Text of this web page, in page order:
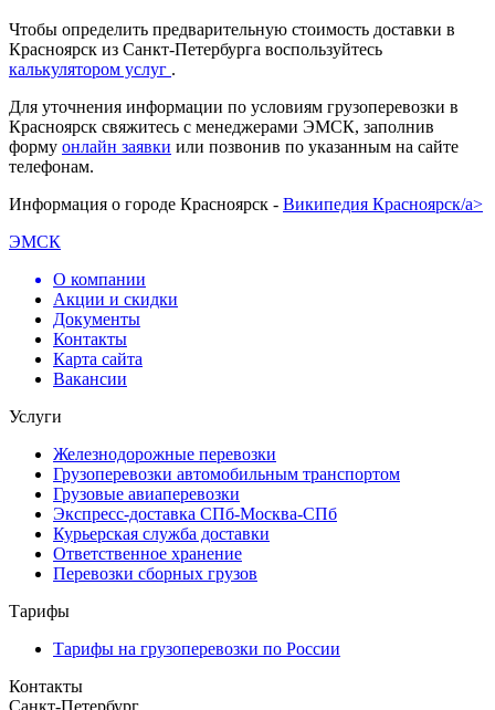
Чтобы определить предварительную стоимость доставки в
Красноярск из Санкт-Петербурга воспользуйтесь
калькулятором услуг .
Для уточнения информации по условиям грузоперевозки в
Красноярск свяжитесь с менеджерами ЭМСК, заполнив
форму онлайн заявки или позвонив по указанным на сайте
телефонам.
Информация о городе Красноярск - Википедия Красноярск/a>
ЭМСК
О компании
Акции и скидки
Документы
Контакты
Карта сайта
Вакансии
Услуги
Железнодорожные перевозки
Грузоперевозки автомобильным транспортом
Грузовые авиаперевозки
Экспресс-доставка СПб-Москва-СПб
Курьерская служба доставки
Ответственное хранение
Перевозки сборных грузов
Тарифы
Тарифы на грузоперевозки по России
Контакты
Санкт-Петербург